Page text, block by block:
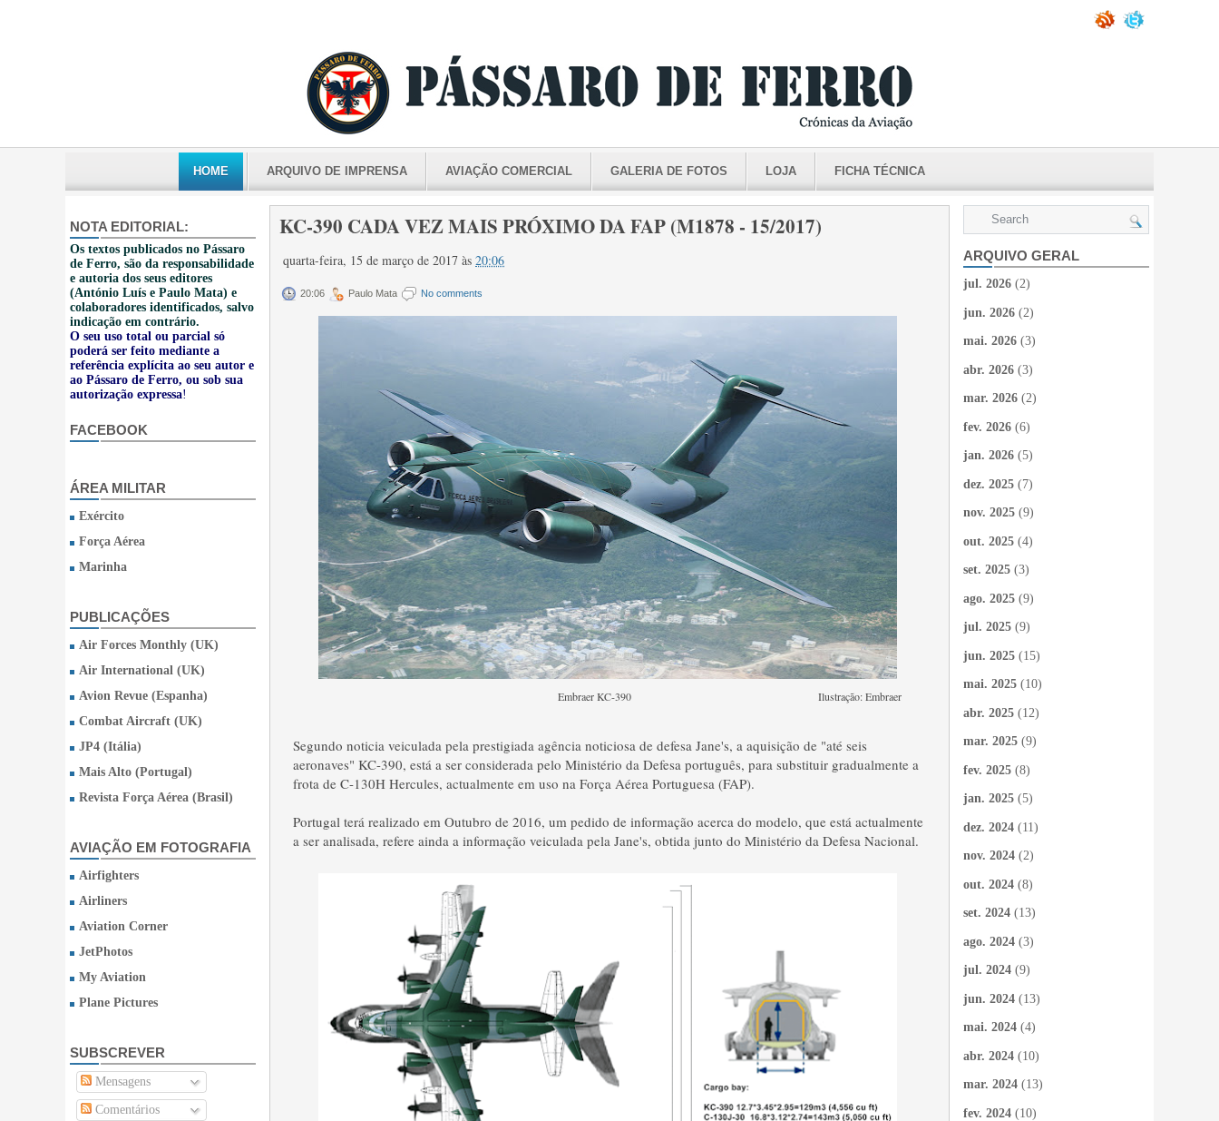
HOME ARQUIVO DE IMPRENSA AVIAÇÃO COMERCIAL GALERIA DE FOTOS LOJA FICHA TÉCNICA
NOTA EDITORIAL:
Os textos publicados no Pássaro
de Ferro, são da responsabilidade
e autoria dos seus editores
(António Luís e Paulo Mata) e
colaboradores identificados, salvo
indicação em contrário.
O seu uso total ou parcial só
poderá ser feito mediante a
referência explícita ao seu autor e
ao Pássaro de Ferro, ou sob sua
autorização expressa!
FACEBOOK
ÁREA MILITAR
Exército
Força Aérea
Marinha
PUBLICAÇÕES
Air Forces Monthly (UK)
Air International (UK)
Avion Revue (Espanha)
Combat Aircraft (UK)
JP4 (Itália)
Mais Alto (Portugal)
Revista Força Aérea (Brasil)
AVIAÇÃO EM FOTOGRAFIA
Airfighters
Airliners
Aviation Corner
JetPhotos
My Aviation
Plane Pictures
SUBSCREVER
Mensagens
Comentários
KC-390 CADA VEZ MAIS PRÓXIMO DA FAP (M1878 - 15/2017)
quarta-feira, 15 de março de 2017 às 20:06
20:06 Paulo Mata No comments
Embraer KC-390 Ilustração: Embraer
Segundo noticia veiculada pela prestigiada agência noticiosa de defesa Jane's, a aquisição de "até seis
aeronaves" KC-390, está a ser considerada pelo Ministério da Defesa português, para substituir gradualmente a
frota de C-130H Hercules, actualmente em uso na Força Aérea Portuguesa (FAP).
Portugal terá realizado em Outubro de 2016, um pedido de informação acerca do modelo, que está actualmente
a ser analisada, refere ainda a informação veiculada pela Jane's, obtida junto do Ministério da Defesa Nacional.
ARQUIVO GERAL
jul. 2026 (2)
jun. 2026 (2)
mai. 2026 (3)
abr. 2026 (3)
mar. 2026 (2)
fev. 2026 (6)
jan. 2026 (5)
dez. 2025 (7)
nov. 2025 (9)
out. 2025 (4)
set. 2025 (3)
ago. 2025 (9)
jul. 2025 (9)
jun. 2025 (15)
mai. 2025 (10)
abr. 2025 (12)
mar. 2025 (9)
fev. 2025 (8)
jan. 2025 (5)
dez. 2024 (11)
nov. 2024 (2)
out. 2024 (8)
set. 2024 (13)
ago. 2024 (3)
jul. 2024 (9)
jun. 2024 (13)
mai. 2024 (4)
abr. 2024 (10)
mar. 2024 (13)
fev. 2024 (10)